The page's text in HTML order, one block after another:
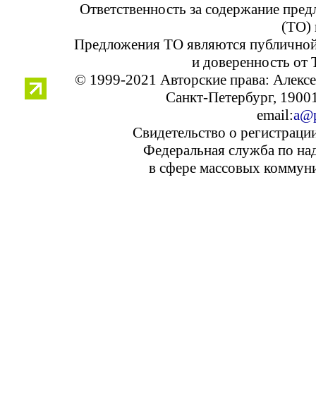
Ответственность за содержание
(ТО)
Предложения ТО являются
и доверенность от
© 1999-2021 Авторские права:
Санкт-Петербург,
email:
Свидетельство о
Федеральная служба по
в сфере массовых